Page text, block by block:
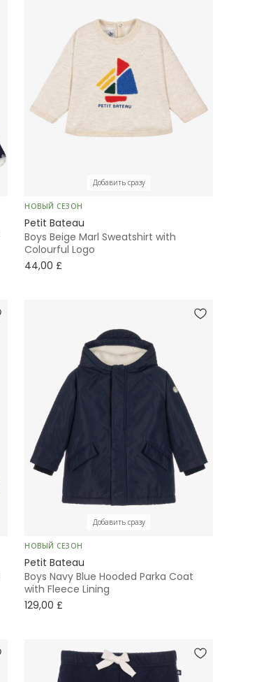
Добавить сразу
НОВЫЙ СЕЗОН
Petit Bateau
Boys Beige Marl Sweatshirt with
Colourful Logo
44,00 £
Добавить сразу
НОВЫЙ СЕЗОН
Petit Bateau
Boys Navy Blue Hooded Parka Coat
with Fleece Lining
129,00 £